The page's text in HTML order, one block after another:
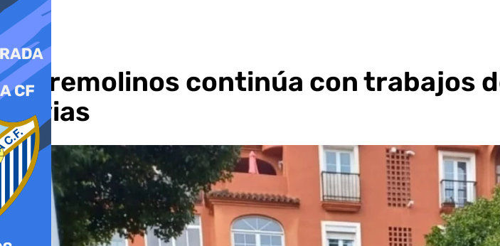
Torremolinos continúa con trabajos
lluvias